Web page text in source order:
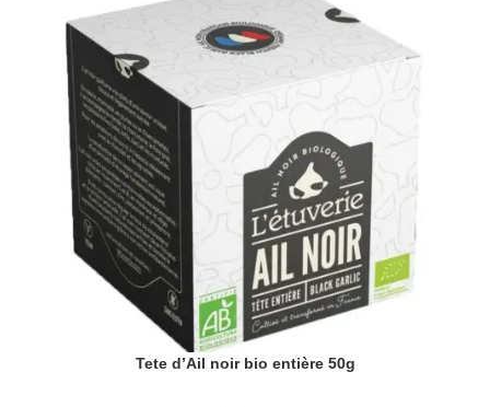
Tete d’Ail noir bio entière 50g